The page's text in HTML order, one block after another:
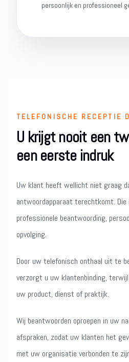
persoonlijk en professioneel
TELEFONISCHE RECEPTIE
U krijgt nooit een
een eerste indruk
Uw klant heeft wellicht niet graag
antwoordapparaat terechtkomt.
professionele beantwoording,
opvolging.
Door uw telefonisch onthaal uit te
verzorgt u uw klantenbinding,
uw product, dienst of praktijk.
Wij beantwoorden oproepen in uw
afspraken, zodat uw klanten het
met uw organisatie verbonden te